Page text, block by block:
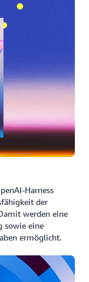
Harness
der
werden eine
sowie eine
ermöglicht.